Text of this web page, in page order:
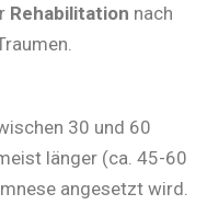
Rehabilitation nach
30 und 60
länger (ca. 45-60
angesetzt wird.